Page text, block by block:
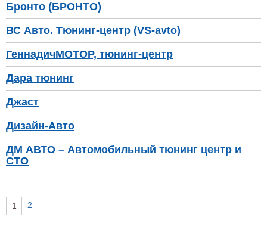
Бронто (БРОНТО)
ВС Авто. Тюнинг-центр (VS-avto)
ГеннадичМОТОР, тюнинг-центр
Дара тюнинг
Джаст
Дизайн-Авто
ДМ АВТО – Автомобильный тюнинг центр и
СТО
1 2